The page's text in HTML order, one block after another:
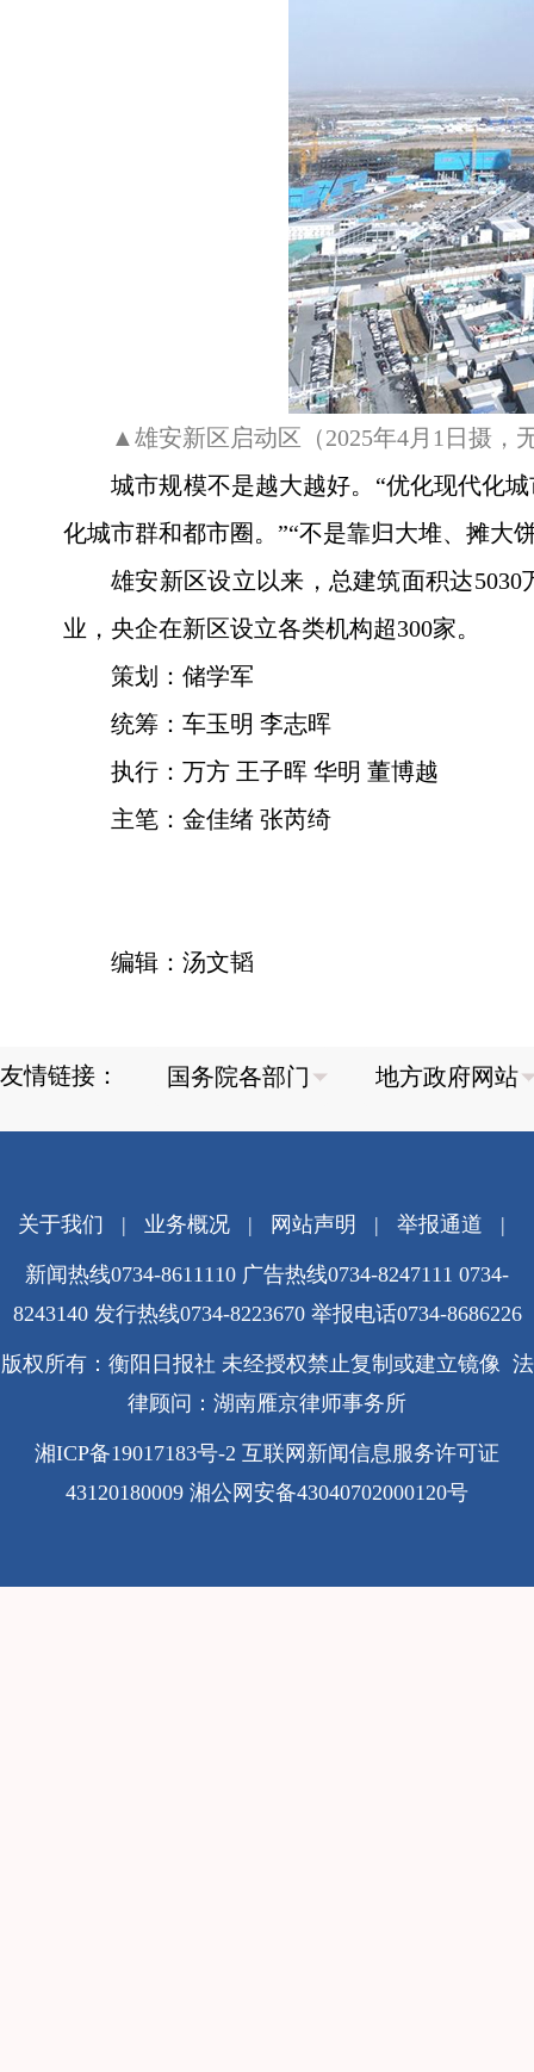
▲雄安新区启动区（2025年4月1日摄，
城市规模不是越大越好。“优化现代化
化城市群和都市圈。”“不是靠归大堆、摊大
雄安新区设立以来，总建筑面积达
业，央企在新区设立各类机构超300家。
策划：储学军
统筹：车玉明 李志晖
执行：万方 王子晖 华明 董博越
主笔：金佳绪 张芮绮
编辑：汤文韬
友情链接：
关于我们 | 业务概况| 网站声明 | 举报通道 |
新闻热线0734-8611110 广告热线0734-8247111 0734-
8243140 发行热线0734-8223670 举报电话0734-8686226
版权所有：衡阳日报社 未经授权禁止复制或建立镜像 法
律顾问：湖南雁京律师事务所
湘ICP备19017183号-2 互联网新闻信息服务许可证
43120180009 湘公网安备43040702000120号